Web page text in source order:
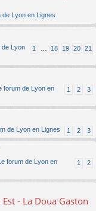
de Lyon en Lignes
1 18 19 20 21
de Lyon
1 2 3
forum de Lyon en
1 2 3
de Lyon en Lignes
1 2
Le forum de Lyon en
- La Doua Gaston